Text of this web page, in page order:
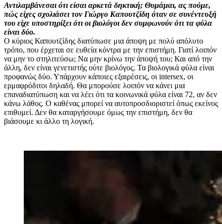
Αντιλαμβάνεσαι ότι είσαι αρκετά δηκτική; Θυμάμαι, ας πούμε,
πώς είχες σχολιάσει τον Γιώργο Καπουτζίδη όταν σε συνέντευξή
του είχε υποστηρίξει ότι οι βιολόγοι δεν συμφωνούν ότι τα φύλα
είναι δύο.
Ο κύριος Καπουτζίδης διατύπωσε μια άποψη με πολύ απόλυτο
τρόπο, που έρχεται σε ευθεία κόντρα με την επιστήμη. Γιατί λοιπόν
να μην το στηλιτεύσω; Να μην κρίνω την άποψή του; Και από την
άλλη, δεν είναι γενετιστής ούτε βιολόγος. Τα βιολογικά φύλα είναι
προφανώς δύο. Υπάρχουν κάποιες εξαιρέσεις, οι intersex, οι
ερμαφρόδιτοι δηλαδή. Θα μπορούσε λοιπόν να κάνει μια
επαναδιατύπωση και να λέει ότι τα κοινωνικά φύλα είναι 72, αν δεν
κάνω λάθος. Ο καθένας μπορεί να αυτοπροσδιοριστεί όπως εκείνος
επιθυμεί. Δεν θα καταργήσουμε όμως την επιστήμη, δεν θα
βιάσουμε κι άλλο τη λογική.